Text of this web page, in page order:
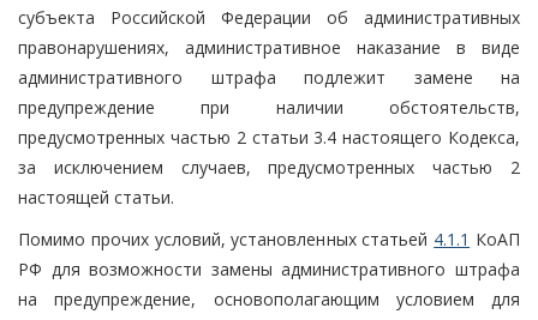
субъекта Российской Федерации об административных
правонарушениях, административное наказание в виде
административного штрафа подлежит замене на
предупреждение при наличии обстоятельств,
предусмотренных частью 2 статьи 3.4 настоящего Кодекса,
за исключением случаев, предусмотренных частью 2
настоящей статьи.
Помимо прочих условий, установленных статьей 4.1.1 КоАП
РФ для возможности замены административного штрафа
на предупреждение, основополагающим условием для